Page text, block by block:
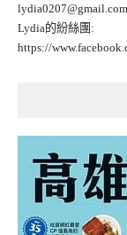
lydia0207@gmail.com
Lydia的紛絲團:
https://